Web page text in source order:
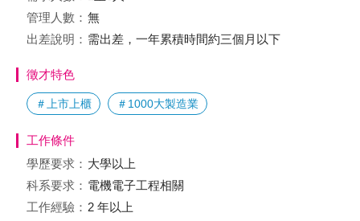
管理人數： 無
出差說明： 需出差，一年累積時間約三個月以下
徵才特色
＃上市上櫃 ＃1000大製造業
工作條件
學歷要求： 大學以上
科系要求： 電機電子工程相關
工作經驗： 2 年以上